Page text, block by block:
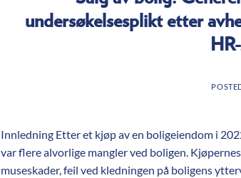
undersøkelsesplikt etter
Innledning Etter et kjøp av en boligeiendom i
var flere alvorlige mangler ved boligen.
museskader, feil ved kledningen på boligens